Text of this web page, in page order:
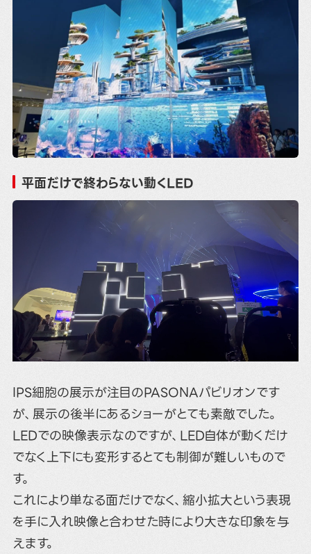
平面だけで終わらない動くLED
IPS細胞の展示が注目のPASONAパビリオンです
が、展示の後半にあるショーがとても素敵でした。
LEDでの映像表示なのですが、LED自体が動くだけ
でなく上下にも変形するとても制御が難しいもので
す。
これにより単なる面だけでなく、縮小拡大という表現
を手に入れ映像と合わせた時により大きな印象を与
えます。